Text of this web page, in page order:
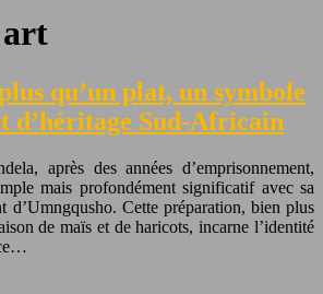
qu’un plat, un symbole
d’héritage Sud-Africain
après des années d’emprisonnement,
mais profondément significatif avec sa
d’Umngqusho. Cette préparation, bien plus
de maïs et de haricots, incarne l’identité